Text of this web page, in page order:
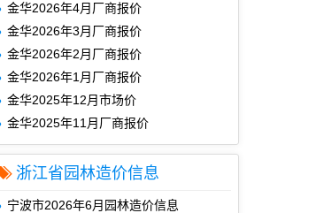
金华2026年4月厂商报价
金华2026年3月厂商报价
金华2026年2月厂商报价
金华2026年1月厂商报价
金华2025年12月市场价
金华2025年11月厂商报价
浙江省园林造价信息
宁波市2026年6月园林造价信息